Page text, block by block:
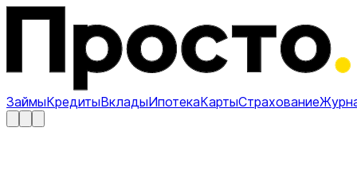
ЗаймыКредитыВкладыИпотекаКартыСтрахование